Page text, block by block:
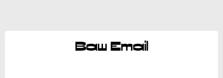
Ваш Email